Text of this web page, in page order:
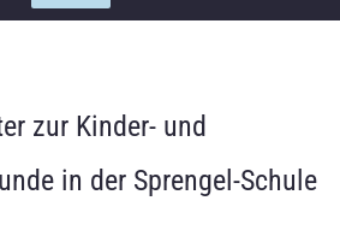
zur Kinder- und
in der Sprengel-Schule